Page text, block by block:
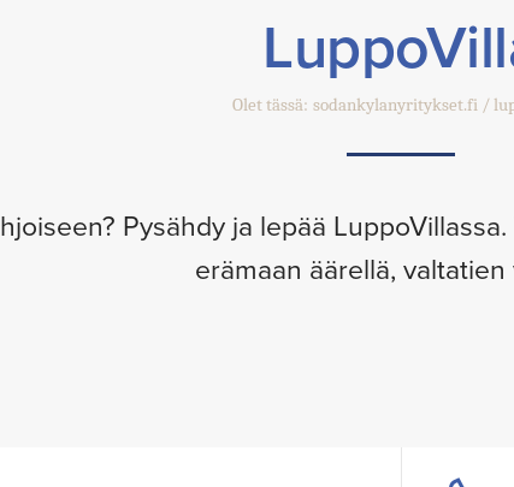
Olet tässä: sodankylanyritykset.fi
Pysähdy ja lepää
erämaan äärellä, valtatien